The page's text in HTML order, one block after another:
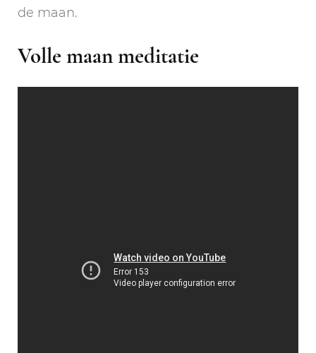
de maan.
Volle maan meditatie